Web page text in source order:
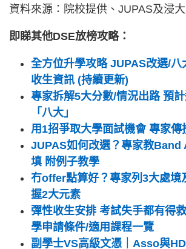
資料來源：院校提供、JUPAS及浸
即睇其他DSE放榜攻略：
全方位升學攻略 JUPAS改選/八
收生資訊 (持續更新)
專家拆解5大分數/情況出路 預
「八大」
用1招爭取大學面試機會 專家傳
JUPAS如何改選？專家教Band
填 附例子教學
冇offer點算好？專家列3大處境
握2大元素
彈性收生安排 考試失手都有得
學申請條件/適用課程一覽
副學士VS高級文憑｜Asso與